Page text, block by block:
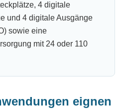
4 digitale
und 4 digitale Ausgänge
sowie eine
mit 24 oder 110
eignen